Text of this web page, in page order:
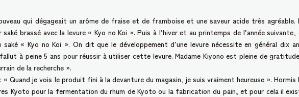
qui dégageait un arôme de fraise et de framboise et une saveur acide très agréable.
brassé avec la levure « Kyo no Koi ». Puis à l’hiver et au printemps de l’année suivante,
« Kyo no Koi ». On dit que le développement d’une levure nécessite en général dix
à peine 5 ans pour réussir à utiliser cette levure. Madame Kiyono est pleine de
de la recherche ».
Quand je vois le produit fini à la devanture du magasin, je suis vraiment heureuse ». Hormis
Kyoto pour la fermentation du rhum de Kyoto ou la fabrication du pain, et pour cela il